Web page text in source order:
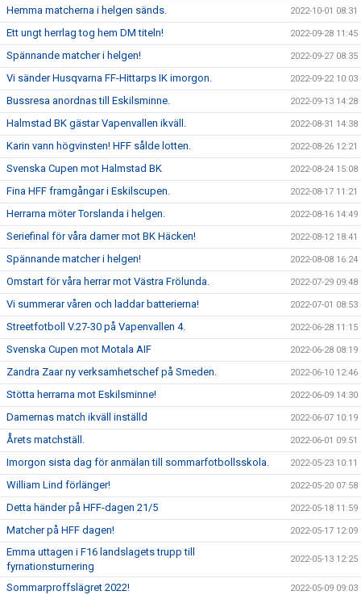
Hemma matcherna i helgen sänds. 2022-10-01 08:31
Ett ungt herrlag tog hem DM titeln! 2022-09-28 11:45
Spännande matcher i helgen! 2022-09-27 08:35
Vi sänder Husqvarna FF-Hittarps IK imorgon. 2022-09-22 10:03
Bussresa anordnas till Eskilsminne. 2022-09-13 14:28
Halmstad BK gästar Vapenvallen ikväll. 2022-08-31 14:38
Karin vann högvinsten! HFF sålde lotten. 2022-08-26 12:21
Svenska Cupen mot Halmstad BK 2022-08-24 15:08
Fina HFF framgångar i Eskilscupen. 2022-08-17 11:21
Herrarna möter Torslanda i helgen. 2022-08-16 14:49
Seriefinal för våra damer mot BK Häcken! 2022-08-12 18:41
Spännande matcher i helgen! 2022-08-08 16:24
Omstart för våra herrar mot Västra Frölunda. 2022-07-29 09:48
Vi summerar våren och laddar batterierna! 2022-07-01 08:53
Streetfotboll V.27-30 på Vapenvallen 4. 2022-06-28 11:15
Svenska Cupen mot Motala AIF 2022-06-28 08:19
Zandra Zaar ny verksamhetschef på Smeden. 2022-06-10 12:46
Stötta herrarna mot Eskilsminne! 2022-06-09 14:30
Damernas match ikväll inställd 2022-06-07 10:19
Årets matchställ. 2022-06-01 09:51
Imorgon sista dag för anmälan till sommarfotbollsskola. 2022-05-23 10:11
William Lind förlänger! 2022-05-20 07:58
Detta händer på HFF-dagen 21/5 2022-05-18 11:59
Matcher på HFF dagen! 2022-05-17 12:09
Emma uttagen i F16 landslagets trupp till
fyrnationsturnering
2022-05-13 12:25
Sommarproffslägret 2022! 2022-05-09 09:03